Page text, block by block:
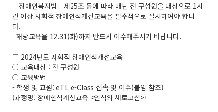
「장애인복지법」제25조 등에 따라 매년 전 구성원을 대상으로 1시
간 이상 사회적 장애인식개선교육을 필수적으로 실시하여야 합니
다.
해당교육을 12.31(화)까지 반드시 이수해주시기 바랍니다.
□ 2024년도 사회적 장애인식개선교육
○ 교육대상 : 전 구성원
○ 교육방법
- 학생 및 교원: eTL e-Class 접속 및 이수(붙임 참조)
(과정명: 장애인식개선교육 <인식의 새로고침>)